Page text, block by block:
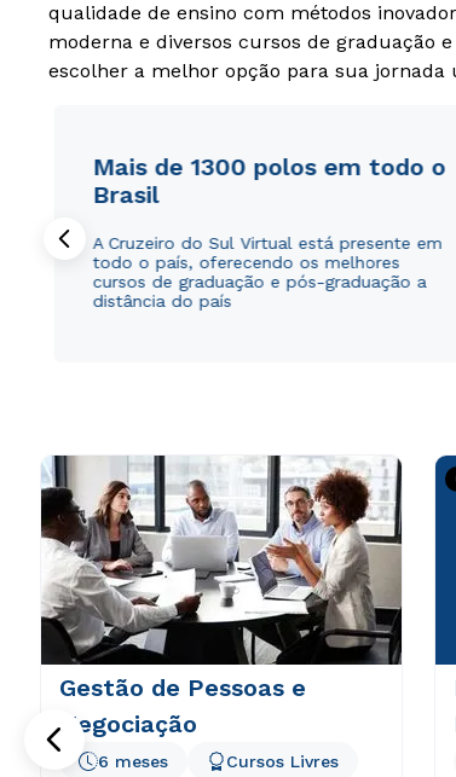
qualidade de ensino com métodos
moderna e diversos cursos de graduação
escolher a melhor opção para sua jornada
Mais de 1300 polos em todo o
Brasil
A Cruzeiro do Sul Virtual está presente em
todo o país, oferecendo os melhores
cursos de graduação e pós-graduação a
distância do país
Gestão de Pessoas e
Negociação
6 meses Cursos Livres